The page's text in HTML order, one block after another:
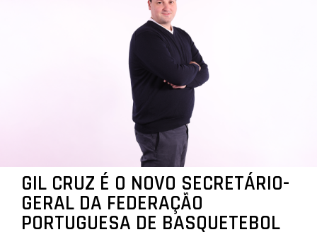
GIL CRUZ É O NOVO SECRETÁRIO-
GERAL DA FEDERAÇÃO
PORTUGUESA DE BASQUETEBOL